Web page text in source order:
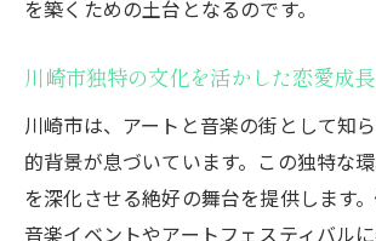
を築くための土台となるのです。
川崎市独特の文化を活かした恋愛成長
川崎市は、アートと音楽の街として知
的背景が息づいています。この独特な
を深化させる絶好の舞台を提供します
音楽イベントやアートフェスティバル